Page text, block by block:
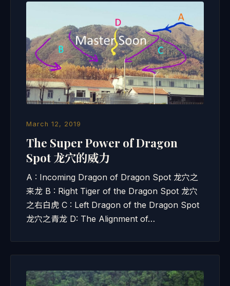
March 12, 2019
The Super Power of Dragon
Spot 龙穴的威力
A : Incoming Dragon of Dragon Spot 龙穴之
来龙 B : Right Tiger of the Dragon Spot 龙穴
之右白虎 C : Left Dragon of the Dragon Spot
龙穴之青龙 D: The Alignment of…